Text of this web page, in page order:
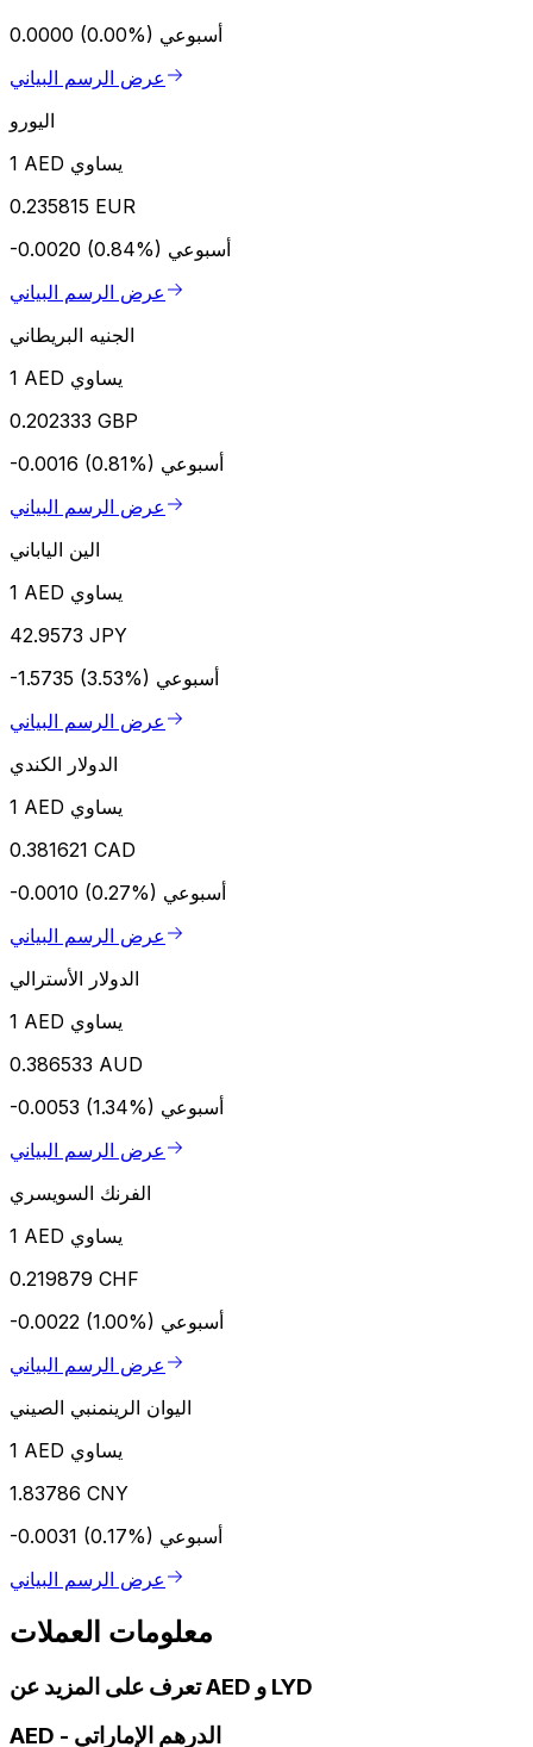
0.0000 (0.00%) أسبوعي
عرض الرسم البياني
اليورو
1 AED يساوي
0.235815 EUR
-0.0020 (0.84%) أسبوعي
عرض الرسم البياني
الجنيه البريطاني
1 AED يساوي
0.202333 GBP
-0.0016 (0.81%) أسبوعي
عرض الرسم البياني
الين الياباني
1 AED يساوي
42.9573 JPY
-1.5735 (3.53%) أسبوعي
عرض الرسم البياني
الدولار الكندي
1 AED يساوي
0.381621 CAD
-0.0010 (0.27%) أسبوعي
عرض الرسم البياني
الدولار الأسترالي
1 AED يساوي
0.386533 AUD
-0.0053 (1.34%) أسبوعي
عرض الرسم البياني
الفرنك السويسري
1 AED يساوي
0.219879 CHF
-0.0022 (1.00%) أسبوعي
عرض الرسم البياني
اليوان الرينمنبي الصيني
1 AED يساوي
1.83786 CNY
-0.0031 (0.17%) أسبوعي
عرض الرسم البياني
معلومات العملات
تعرف على المزيد عن AED و LYD
AED - الدرهم الإماراتي